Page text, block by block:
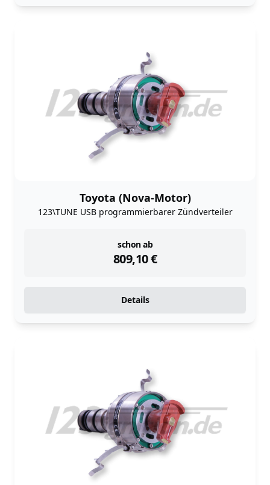
Toyota (Nova-Motor)
123\TUNE USB programmierbarer Zündverteiler
schon ab
809,10€
instock
Details